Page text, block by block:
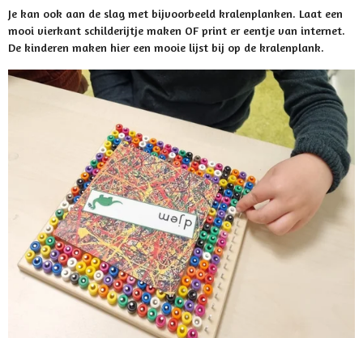
Je kan ook aan de slag met bijvoorbeeld kralenplanken. Laat een
mooi vierkant schilderijtje maken OF print er eentje van internet.
De kinderen maken hier een mooie lijst bij op de kralenplank.